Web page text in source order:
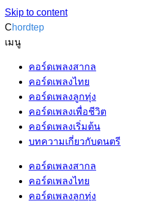
Skip to content
Chordtep
เมนู
คอร์ดเพลงสากล
คอร์ดเพลงไทย
คอร์ดเพลงลูกทุ่ง
คอร์ดเพลงเพื่อชีวิต
คอร์ดเพลงเริ่มต้น
บทความเกี่ยวกับดนตรี
คอร์ดเพลงสากล
คอร์ดเพลงไทย
คอร์ดเพลงลูกทุ่ง